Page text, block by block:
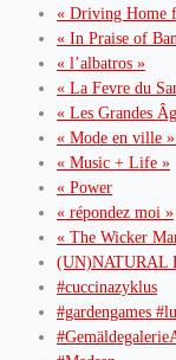
« Driving Home
« In Praise of
« l’albatros »
« La Fevre du
« Les Grandes
« Mode en ville
« Music + Life »
« Power
« répondez moi »
« The Wicker
(UN)NATURAL
#cuccinazyklus
#gardengames